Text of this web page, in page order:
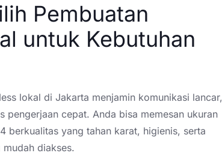
Pembuatan
untuk Kebutuhan
lokal di Jakarta menjamin komunikasi lancar,
pengerjaan cepat. Anda bisa memesan ukuran
berkualitas yang tahan karat, higienis, serta
diakses.